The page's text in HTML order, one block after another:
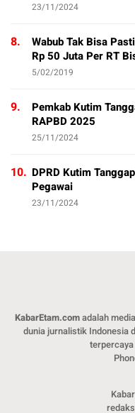
23/11/2024
8.
Wabub Tak Bisa
Rp 50 Juta Per RT
5/02/2019
9.
Pemkab Kutim
RAPBD 2025
25/11/2024
10. DPRD Kutim
Pegawai
23/11/2024
KabarEtam.comadalah
dunia jurnalistik Indonesia